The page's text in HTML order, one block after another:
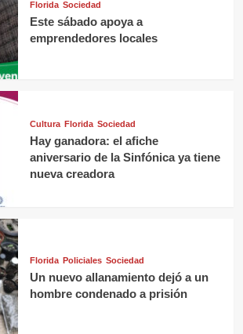
Florida Sociedad
Este sábado apoya a
emprendedores locales
Cultura Florida Sociedad
Hay ganadora: el afiche
aniversario de la Sinfónica ya tiene
nueva creadora
Florida Policiales Sociedad
Un nuevo allanamiento dejó a un
hombre condenado a prisión